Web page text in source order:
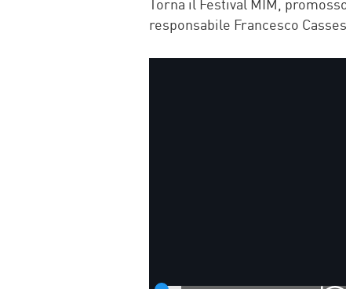
responsabile Francesco